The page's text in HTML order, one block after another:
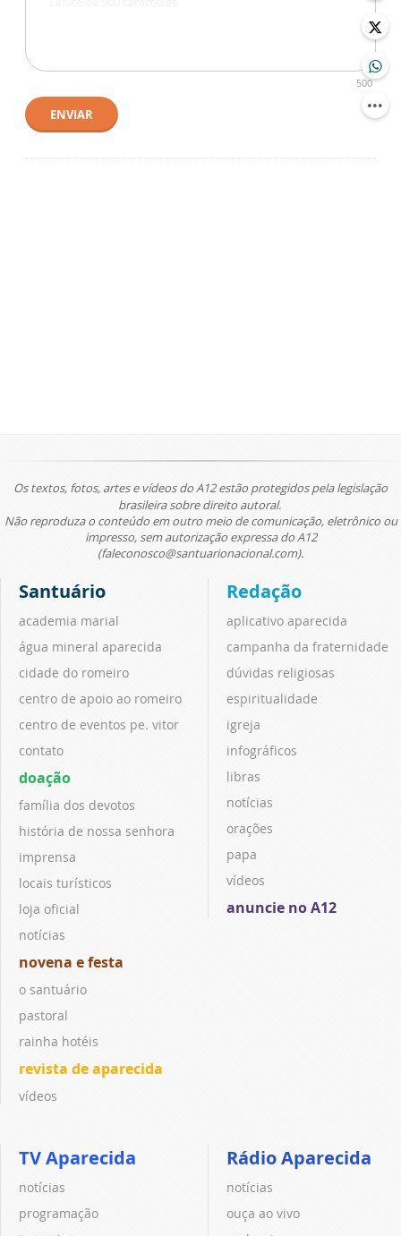
500
ENVIAR
Os textos, fotos, artes e vídeos do A12 estão protegidos pela legislação
brasileira sobre direito autoral.
Não reproduza o conteúdo em outro meio de comunicação, eletrônico ou
impresso, sem autorização expressa do A12
(faleconosco@santuarionacional.com).
Santuário
academia marial
água mineral aparecida
cidade do romeiro
centro de apoio ao romeiro
centro de eventos pe. vitor
contato
doação
família dos devotos
história de nossa senhora
imprensa
locais turísticos
loja oficial
notícias
novena e festa
o santuário
pastoral
rainha hotéis
revista de aparecida
vídeos
Redação
aplicativo aparecida
campanha da fraternidade
dúvidas religiosas
espiritualidade
igreja
infográficos
libras
notícias
orações
papa
vídeos
anuncie no A12
TV Aparecida
notícias
programação
Rádio Aparecida
notícias
ouça ao vivo